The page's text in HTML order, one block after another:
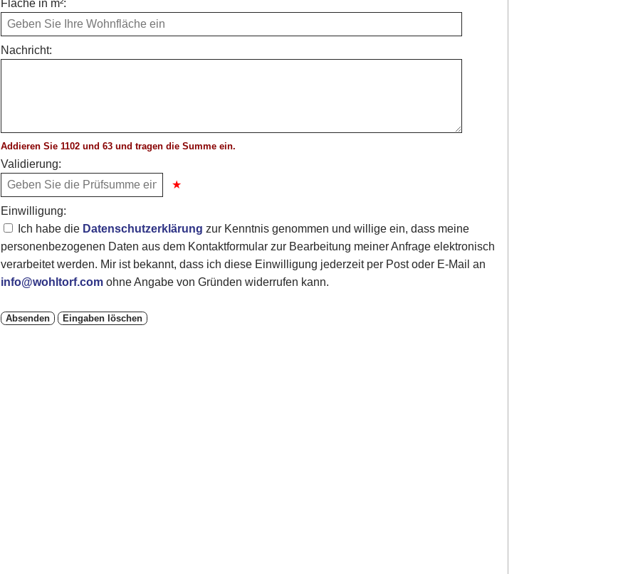
Fläche in m²:
Nachricht:
Addieren Sie 1102 und 63 und tragen die Summe ein.
Validierung:
Einwilligung:
Ich habe die Datenschutzerklärung zur Kenntnis genommen und willige ein, dass meine
personenbezogenen Daten aus dem Kontaktformular zur Bearbeitung meiner Anfrage elektronisch
verarbeitet werden. Mir ist bekannt, dass ich diese Einwilligung jederzeit per Post oder E-Mail an
info@wohltorf.comohne Angabe von Gründen widerrufen kann.
Absenden Eingaben löschen